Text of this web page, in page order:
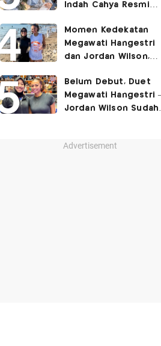
Indah Cahya Resmi
Momen Kedekatan
Megawati Hangestri
dan Jordan Wilson,
Hillstate di Pantai!
Belum Debut, Duet
Megawati Hangestri
Jordan Wilson Sudah
Advertisement